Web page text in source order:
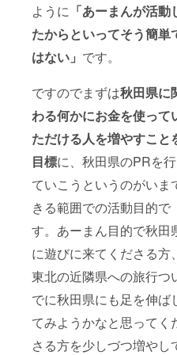
ように 「あーまんが活動
たからといってそう簡単
はない」 です。
ですのでまずは秋田県に
わる何かにお金を使って
ただける人を増やすこと
目標に、秋田県のPRを
ていこうというのがいま
きる範囲での活動目的で
す。あーまん目的で秋田
に遊びに来てくださる方、
東北の近隣県への旅行つ
でに秋田県にも足を伸ば
てみようかなと思ってく
さる方を少しづつ増やし